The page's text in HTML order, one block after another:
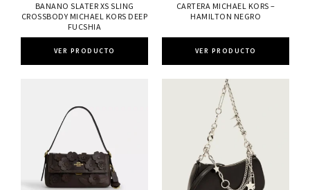
BANANO SLATER XS SLING
CROSSBODY MICHAEL KORS DEEP
FUCSHIA
VER PRODUCTO
CARTERA MICHAEL KORS –
HAMILTON NEGRO
VER PRODUCTO